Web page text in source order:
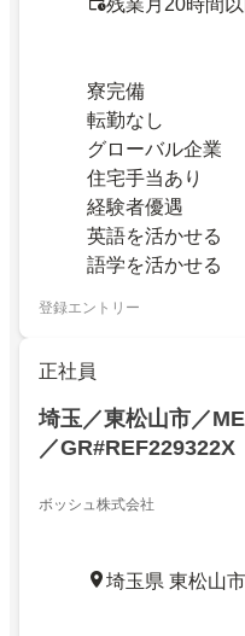
寮完備
転勤なし
グローバル企業
住宅手当あり
経験者優遇
英語を活かせる
語学を活かせる
登録エントリー
正社員
埼玉／東松山市／
／GR#REF229322X
ボッシュ株式会社
埼玉県 東松山市